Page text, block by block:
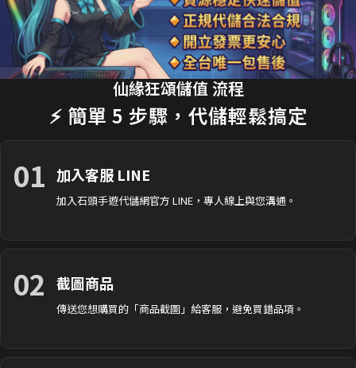
25分鐘前 H**nry 購買了 490元 特惠禮包 交易成功
28分鐘前 黃**傑 購買了 1690元 禮包 交易成功
30分鐘前 Ap**le 購買了 990元 月卡
35分鐘前 楊**婷 購買了 3290元 禮包 交易成功
仙緣狂頌儲值 流程
⚡ 簡單 5 步驟，代儲輕鬆搞定
01 加入客服 LINE
加入石頭手遊代儲網官方 LINE，專人線上與您溝通。
02 截圖商品
傳送您想購買的「商品截圖」給客服，避免買錯品項。